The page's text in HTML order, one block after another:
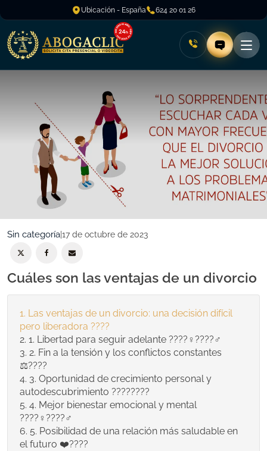
Ubicación - España 624 20 01 26
Sin categoría17 de octubre de 2023
Cuáles son las ventajas de un divorcio
Las ventajas de un divorcio: una decisión difícil
pero liberadora ????
1. Libertad para seguir adelante ????‍♀️????‍♂️
2. Fin a la tensión y los conflictos constantes
⚖️????
3. Oportunidad de crecimiento personal y
autodescubrimiento ????????
4. Mejor bienestar emocional y mental
????‍♀️????‍♂️
5. Posibilidad de una relación más saludable en
el futuro ❤️????